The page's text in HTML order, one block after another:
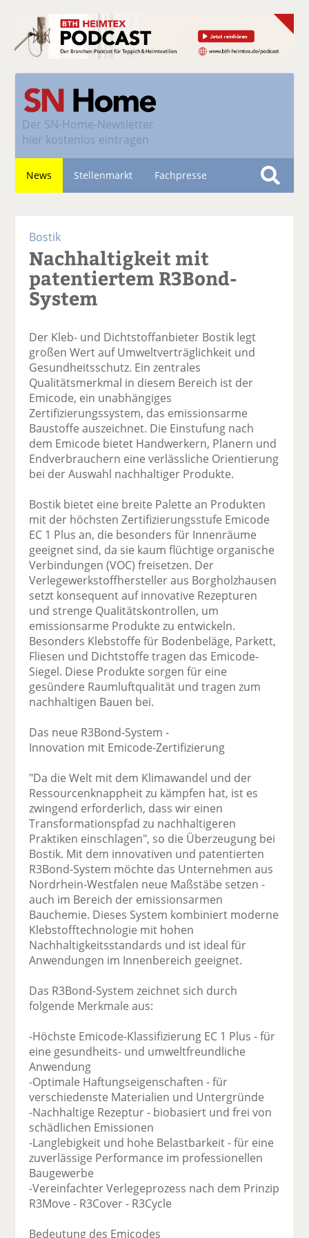
Der SN-Home-Newsletter
hier kostenlos eintragen
News Stellenmarkt Fachpresse
S
Bostik
Nachhaltigkeit mit
patentiertem R3Bond-
System
Der Kleb- und Dichtstoffanbieter Bostik legt
großen Wert auf Umweltverträglichkeit und
Gesundheitsschutz. Ein zentrales
Qualitätsmerkmal in diesem Bereich ist der
Emicode, ein unabhängiges
Zertifizierungssystem, das emissionsarme
Baustoffe auszeichnet. Die Einstufung nach
dem Emicode bietet Handwerkern, Planern und
Endverbrauchern eine verlässliche Orientierung
bei der Auswahl nachhaltiger Produkte.
Bostik bietet eine breite Palette an Produkten
mit der höchsten Zertifizierungsstufe Emicode
EC 1 Plus an, die besonders für Innenräume
geeignet sind, da sie kaum flüchtige organische
Verbindungen (VOC) freisetzen. Der
Verlegewerkstoffhersteller aus Borgholzhausen
setzt konsequent auf innovative Rezepturen
und strenge Qualitätskontrollen, um
emissionsarme Produkte zu entwickeln.
Besonders Klebstoffe für Bodenbeläge, Parkett,
Fliesen und Dichtstoffe tragen das Emicode-
Siegel. Diese Produkte sorgen für eine
gesündere Raumluftqualität und tragen zum
nachhaltigen Bauen bei.
Das neue R3Bond-System -
Innovation mit Emicode-Zertifizierung
"Da die Welt mit dem Klimawandel und der
Ressourcenknappheit zu kämpfen hat, ist es
zwingend erforderlich, dass wir einen
Transformationspfad zu nachhaltigeren
Praktiken einschlagen", so die Überzeugung bei
Bostik. Mit dem innovativen und patentierten
R3Bond-System möchte das Unternehmen aus
Nordrhein-Westfalen neue Maßstäbe setzen -
auch im Bereich der emissionsarmen
Bauchemie. Dieses System kombiniert moderne
Klebstofftechnologie mit hohen
Nachhaltigkeitsstandards und ist ideal für
Anwendungen im Innenbereich geeignet.
Das R3Bond-System zeichnet sich durch
folgende Merkmale aus:
-Höchste Emicode-Klassifizierung EC 1 Plus - für
eine gesundheits- und umweltfreundliche
Anwendung
-Optimale Haftungseigenschaften - für
verschiedenste Materialien und Untergründe
-Nachhaltige Rezeptur - biobasiert und frei von
schädlichen Emissionen
-Langlebigkeit und hohe Belastbarkeit - für eine
zuverlässige Performance im professionellen
Baugewerbe
-Vereinfachter Verlegeprozess nach dem Prinzip
R3Move - R3Cover - R3Cycle
Bedeutung des Emicodes